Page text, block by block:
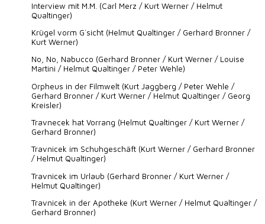
Interview mit M.M. (Carl Merz / Kurt Werner / Helmut
Qualtinger)
Krügel vorm G´sicht (Helmut Qualtinger / Gerhard Bronner /
Kurt Werner)
No, No, Nabucco (Gerhard Bronner / Kurt Werner / Louise
Martini / Helmut Qualtinger / Peter Wehle)
Orpheus in der Filmwelt (Kurt Jaggberg / Peter Wehle /
Gerhard Bronner / Kurt Werner / Helmut Qualtinger / Georg
Kreisler)
Travnecek hat Vorrang (Helmut Qualtinger / Kurt Werner /
Gerhard Bronner)
Travnicek im Schuhgeschäft (Kurt Werner / Gerhard Bronner
/ Helmut Qualtinger)
Travnicek im Urlaub (Gerhard Bronner / Kurt Werner /
Helmut Qualtinger)
Travnicek in der Apotheke (Kurt Werner / Helmut Qualtinger /
Gerhard Bronner)